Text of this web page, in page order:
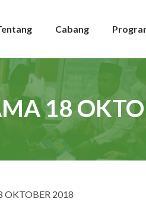
Cabang
18
OKTOBER 2018